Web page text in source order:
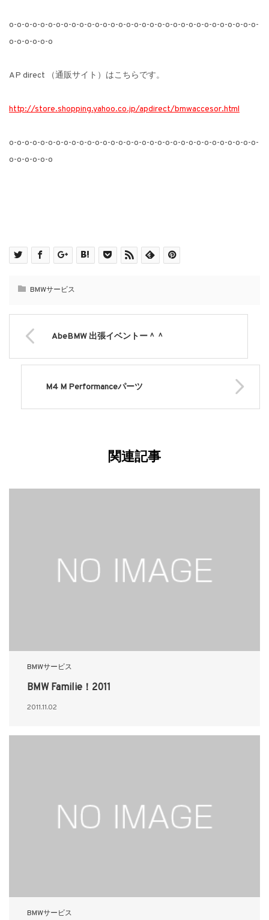
o-o-o-o-o-o-o-o-o-o-o-o-o-o-o-o-o-o-o-o-o-o-o-o-o-o-o-o-o-o-o-o-
o-o-o-o-o-o
AP direct （通販サイト）はこちらです。
http://store.shopping.yahoo.co.jp/apdirect/bmwaccesor.html
o-o-o-o-o-o-o-o-o-o-o-o-o-o-o-o-o-o-o-o-o-o-o-o-o-o-o-o-o-o-o-o-
o-o-o-o-o-o
BMWサービス
AbeBMW 出張イベントー＾＾
M4 M Performanceパーツ
関連記事
BMWサービス
BMW Familie！2011
2011.11.02
BMWサービス